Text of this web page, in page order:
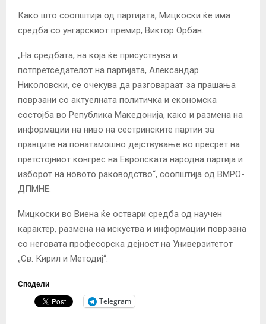
Како што соопштија од партијата, Мицкоски ќе има
средба со унгарскиот премир, Виктор Орбан.
„На средбата, на која ќе присуствува и
потпретседателот на партијата, Александар
Николовски, се очекува да разговараат за прашања
поврзани со актуелната политичка и економска
состојба во Република Македонија, како и размена на
информации на ниво на сестринските партии за
правците на понатамошно дејствување во пресрет на
претстојниот конгрес на Европската народна партија и
изборот на новото раководство“, соопштија од ВМРО-
ДПМНЕ.
Мицкоски во Виена ќе оствари средба од научен
карактер, размена на искуства и информации поврзана
со неговата професорска дејност на Универзитетот
„Св. Кирил и Методиј“.
Сподели
Telegram